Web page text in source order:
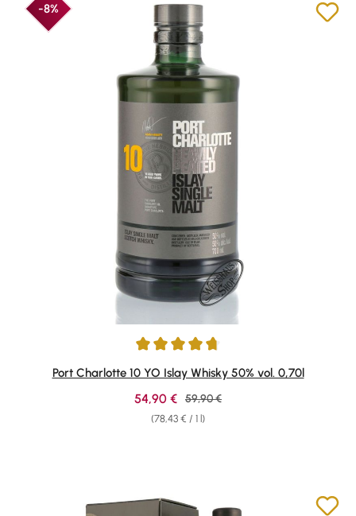
-8%
Average rating of 4.84 out of 5 stars
Port Charlotte 10 YO Islay Whisky 50% vol. 0,70l
(78,43 € / 1 l)
Sale price:
54,90 € Regular price:
59,90 €